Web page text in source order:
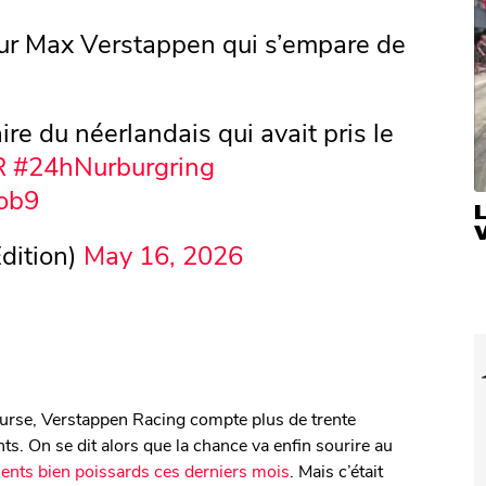
Max Verstappen qui s’empare de
du néerlandais qui avait pris le
#24hNurburgring
May 16, 2026
Verstappen Racing compte plus de trente
On se dit alors que la chance va enfin sourire au
bien poissards ces derniers mois . Mais c’était